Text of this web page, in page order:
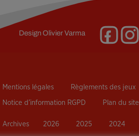
DesignOlivier Varma
Mentions légales Règlements des jeux
Notice d’information RGPD Plan du site
Archives 2026 2025 2024